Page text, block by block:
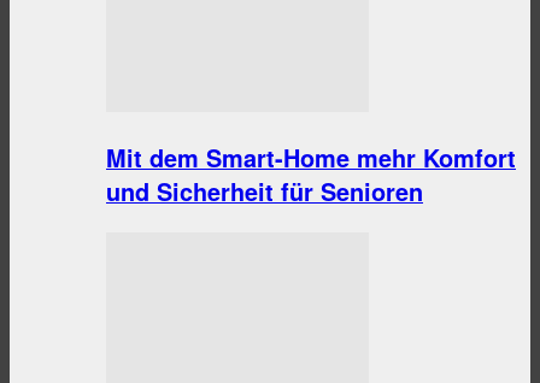
Mit dem Smart-Home mehr Komfort
und Sicherheit für Senioren